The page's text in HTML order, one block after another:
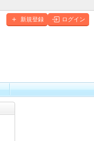
新規登録 ログイン